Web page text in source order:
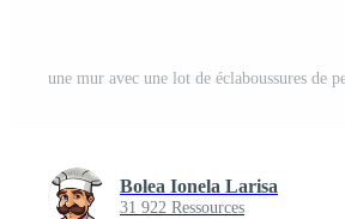
Bolea Ionela Larisa
31 922 Ressources